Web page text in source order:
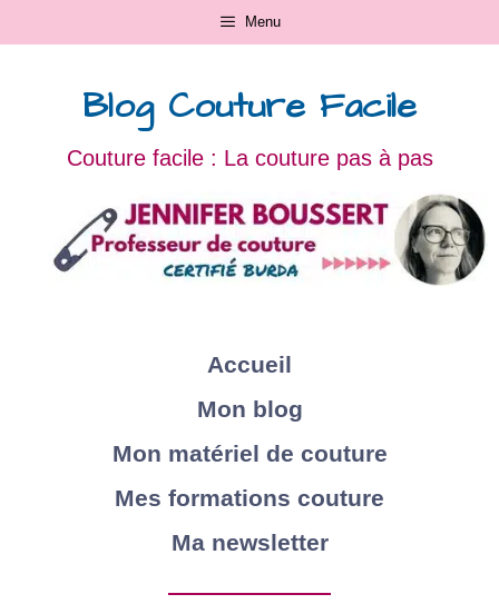
Menu
Blog Couture Facile
Couture facile : La couture pas à pas
Accueil
Mon blog
Mon matériel de couture
Mes formations couture
Ma newsletter